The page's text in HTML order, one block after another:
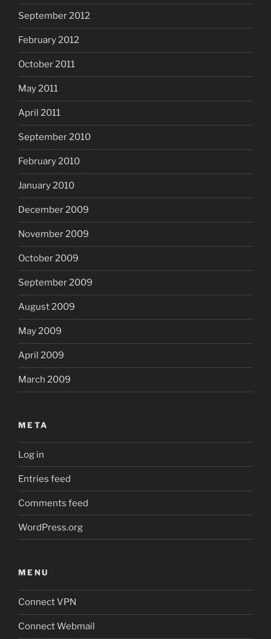
September 2012
February 2012
October 2011
May 2011
April 2011
September 2010
February 2010
January 2010
December 2009
November 2009
October 2009
September 2009
August 2009
May 2009
April 2009
March 2009
META
Log in
Entries feed
Comments feed
WordPress.org
MENU
Connect VPN
Connect Webmail